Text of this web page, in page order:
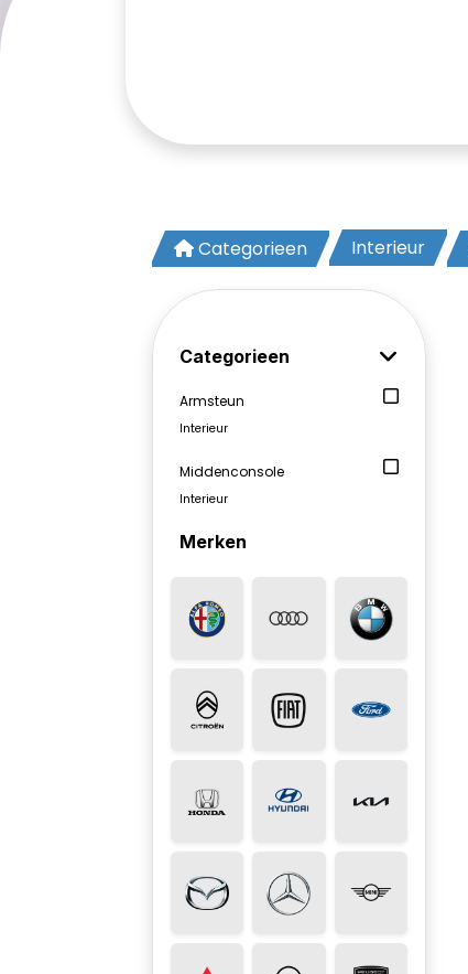
Categorieen Interieur
Categorieen
Armsteun
Interieur
Middenconsole
Interieur
Merken